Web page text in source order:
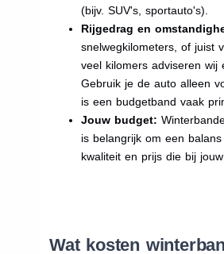
(bijv. SUV's, sportauto's).
Rijgedrag en
snelwegkilometers, of juist
veel kilomers adviseren wij
Gebruik je de auto alleen
is een budgetband vaak
Jouw budget:
is belangrijk om een
kwaliteit en prijs die bij
Wat kosten